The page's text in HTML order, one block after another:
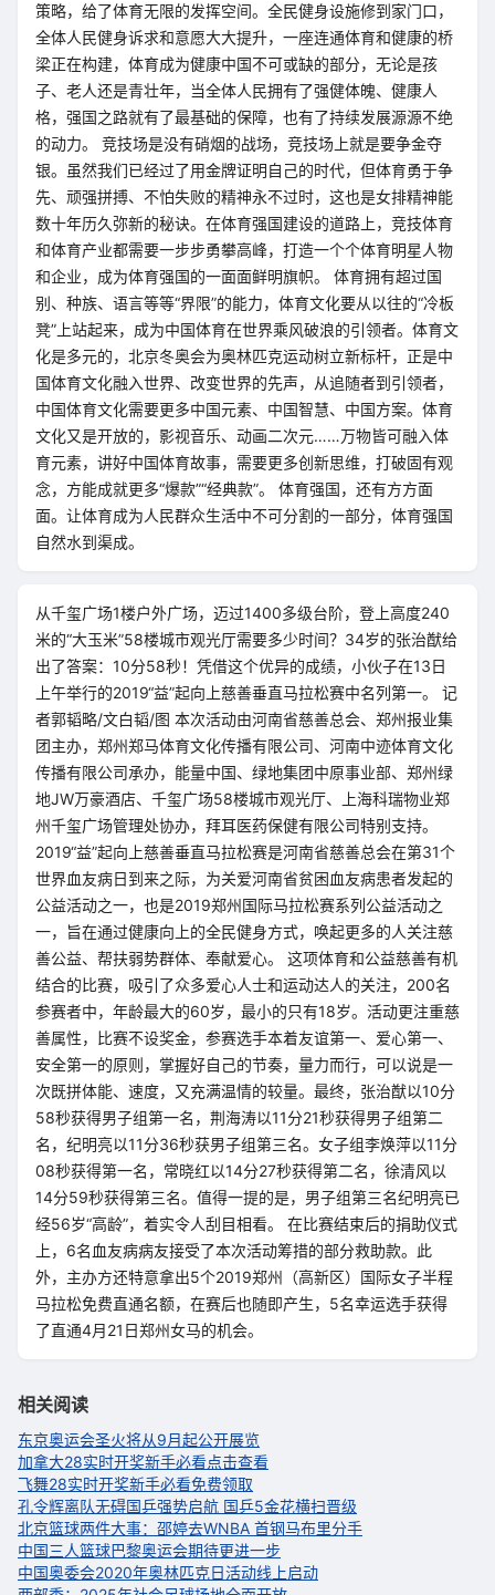
策略，给了体育无限的发挥空间。全民健身设施修到家门口，
全体人民健身诉求和意愿大大提升，一座连通体育和健康的桥
梁正在构建，体育成为健康中国不可或缺的部分，无论是孩
子、老人还是青壮年，当全体人民拥有了强健体魄、健康人
格，强国之路就有了最基础的保障，也有了持续发展源源不绝
的动力。 竞技场是没有硝烟的战场，竞技场上就是要争金夺
银。虽然我们已经过了用金牌证明自己的时代，但体育勇于争
先、顽强拼搏、不怕失败的精神永不过时，这也是女排精神能
数十年历久弥新的秘诀。在体育强国建设的道路上，竞技体育
和体育产业都需要一步步勇攀高峰，打造一个个体育明星人物
和企业，成为体育强国的一面面鲜明旗帜。 体育拥有超过国
别、种族、语言等等“界限”的能力，体育文化要从以往的“冷板
凳”上站起来，成为中国体育在世界乘风破浪的引领者。体育文
化是多元的，北京冬奥会为奥林匹克运动树立新标杆，正是中
国体育文化融入世界、改变世界的先声，从追随者到引领者，
中国体育文化需要更多中国元素、中国智慧、中国方案。体育
文化又是开放的，影视音乐、动画二次元……万物皆可融入体
育元素，讲好中国体育故事，需要更多创新思维，打破固有观
念，方能成就更多“爆款”“经典款”。 体育强国，还有方方面
面。让体育成为人民群众生活中不可分割的一部分，体育强国
自然水到渠成。
从千玺广场1楼户外广场，迈过1400多级台阶，登上高度240
米的“大玉米”58楼城市观光厅需要多少时间？34岁的张治猷给
出了答案：10分58秒！凭借这个优异的成绩，小伙子在13日
上午举行的2019“益”起向上慈善垂直马拉松赛中名列第一。 记
者郭韬略/文白韬/图 本次活动由河南省慈善总会、郑州报业集
团主办，郑州郑马体育文化传播有限公司、河南中迹体育文化
传播有限公司承办，能量中国、绿地集团中原事业部、郑州绿
地JW万豪酒店、千玺广场58楼城市观光厅、上海科瑞物业郑
州千玺广场管理处协办，拜耳医药保健有限公司特别支持。
2019“益”起向上慈善垂直马拉松赛是河南省慈善总会在第31个
世界血友病日到来之际，为关爱河南省贫困血友病患者发起的
公益活动之一，也是2019郑州国际马拉松赛系列公益活动之
一，旨在通过健康向上的全民健身方式，唤起更多的人关注慈
善公益、帮扶弱势群体、奉献爱心。 这项体育和公益慈善有机
结合的比赛，吸引了众多爱心人士和运动达人的关注，200名
参赛者中，年龄最大的60岁，最小的只有18岁。活动更注重慈
善属性，比赛不设奖金，参赛选手本着友谊第一、爱心第一、
安全第一的原则，掌握好自己的节奏，量力而行，可以说是一
次既拼体能、速度，又充满温情的较量。最终，张治猷以10分
58秒获得男子组第一名，荆海涛以11分21秒获得男子组第二
名，纪明亮以11分36秒获男子组第三名。女子组李焕萍以11分
08秒获得第一名，常晓红以14分27秒获得第二名，徐清风以
14分59秒获得第三名。值得一提的是，男子组第三名纪明亮已
经56岁“高龄”，着实令人刮目相看。 在比赛结束后的捐助仪式
上，6名血友病病友接受了本次活动筹措的部分救助款。此
外，主办方还特意拿出5个2019郑州（高新区）国际女子半程
马拉松免费直通名额，在赛后也随即产生，5名幸运选手获得
了直通4月21日郑州女马的机会。
相关阅读
东京奥运会圣火将从9月起公开展览
加拿大28实时开奖新手必看点击查看
飞舞28实时开奖新手必看免费领取
孔令辉离队无碍国乒强势启航 国乒5金花横扫晋级
北京篮球两件大事：邵婷去WNBA 首钢马布里分手
中国三人篮球巴黎奥运会期待更进一步
中国奥委会2020年奥林匹克日活动线上启动